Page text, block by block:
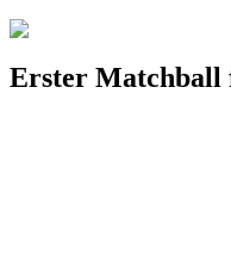
Erster Matchball